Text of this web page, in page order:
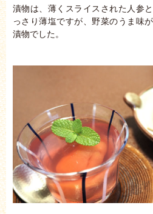
漬物は、薄くスライスされた人参
っさり薄塩ですが、野菜のうま味
漬物でした。